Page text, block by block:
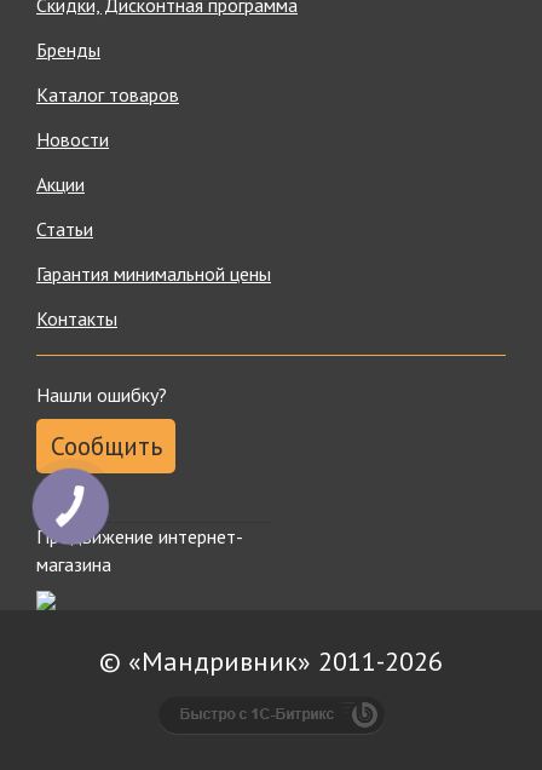
Скидки, Дисконтная программа
Бренды
Каталог товаров
Новости
Акции
Статьи
Гарантия минимальной цены
Контакты
Нашли ошибку?
Сообщить
Продвижение интернет-
магазина
© «Мандривник» 2011-2026
КНОПКА
ЗВ'ЯЗКУ